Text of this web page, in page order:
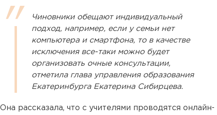
Чиновники обещают индивидуальный
подход, например, если у семьи нет
компьютера и смартфона, то в качестве
исключения все-таки можно будет
организовать очные консультации,
отметила глава управления образования
Екатеринбурга Екатерина Сибирцева.
Она рассказала, что с учителями проводятся онлайн-